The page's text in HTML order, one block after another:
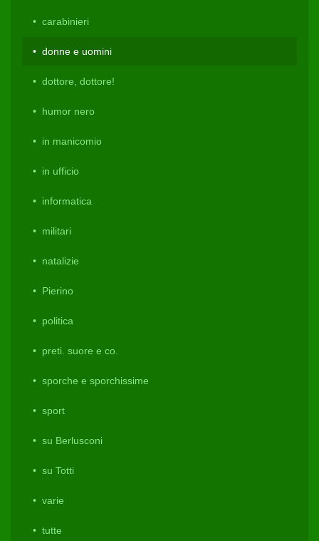
carabinieri
donne e uomini
dottore, dottore!
humor nero
in manicomio
in ufficio
informatica
militari
natalizie
Pierino
politica
preti. suore e co.
sporche e sporchissime
sport
su Berlusconi
su Totti
varie
tutte